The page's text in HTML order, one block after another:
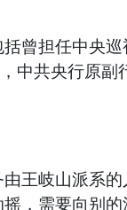
曾担任中央
共央行原
王岐山派系
，需要向别的